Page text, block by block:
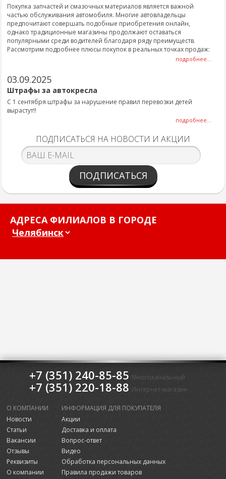
Покупка запчастей и смазочных материалов является важной
частью обслуживания автомобиля. Многие автовладельцы
предпочитают совершать подобные приобретения онлайн,
однако традиционные магазины продолжают оставаться
популярными среди водителей благодаря ряду преимуществ.
Рассмотрим подробнее плюсы покупок в реальных точках продаж:
подробнее...
03.09.2025
Штрафы за автокресла
С 1 сентября штрафы за нарушение правил перевозки детей
вырастут!!
подробнее...
ПОДПИСАТЬСЯ НА НОВОСТИ И АКЦИИ
ПОДПИСАТЬСЯ
АДРЕСА ФИЛИАЛОВ В ГОРОДЕ
+7 (351) 240-85-85 Многоканальный
+7 (351) 220-18-88 Интернет-магазин
О КОМПАНИИ
Новости
Статьи
Вакансии
Отзывы
Реквизиты
О компании
ИНФОРМАЦИЯ ДЛЯ ПОКУПАТЕЛЯ
Акции
Доставка и оплата
Вопрос-ответ
Видео
Обработка персональных данных
Правила продажи товаров